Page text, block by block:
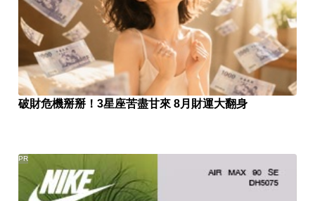
破財危機掰掰！3星座苦盡甘來 8月財運大翻身
PR